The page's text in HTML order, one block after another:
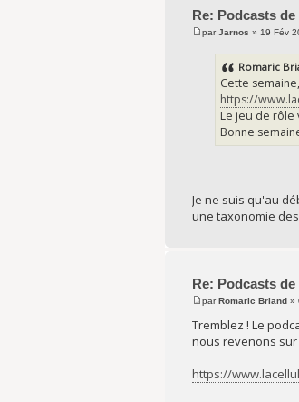
Re: Podcasts
parJarnos » 19 Fév
Romaric
Cette
https://
Le jeu de rôle
Bonne
Je ne suis qu'au
une taxonomie
Re: Podcasts
parRomaric Briand »
Tremblez ! Le
nous revenons
https://